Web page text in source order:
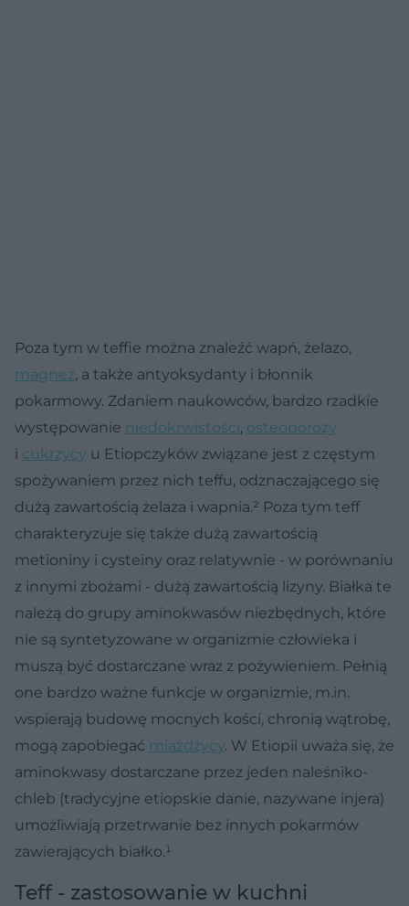
Poza tym w teffie można znaleźć wapń, żelazo,
magnez, a także antyoksydanty i błonnik
pokarmowy. Zdaniem naukowców, bardzo rzadkie
występowanie niedokrwistości, osteoporozy
i cukrzycy u Etiopczyków związane jest z częstym
spożywaniem przez nich teffu, odznaczającego się
dużą zawartością żelaza i wapnia.² Poza tym teff
charakteryzuje się także dużą zawartością
metioniny i cysteiny oraz relatywnie - w porównaniu
z innymi zbożami - dużą zawartością lizyny. Białka te
należą do grupy aminokwasów niezbędnych, które
nie są syntetyzowane w organizmie człowieka i
muszą być dostarczane wraz z pożywieniem. Pełnią
one bardzo ważne funkcje w organizmie, m.in.
wspierają budowę mocnych kości, chronią wątrobę,
mogą zapobiegać miażdżycy. W Etiopii uważa się, że
aminokwasy dostarczane przez jeden naleśniko-
chleb (tradycyjne etiopskie danie, nazywane injera)
umożliwiają przetrwanie bez innych pokarmów
zawierających białko.¹
Teff - zastosowanie w kuchni